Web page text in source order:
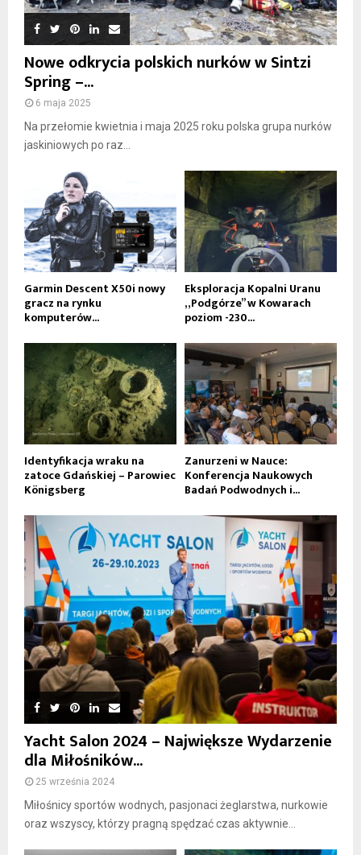
Nowe odkrycia polskich nurków w Sintzi
Spring –...
6 maja 2025
Na przełomie kwietnia i maja 2025 roku polska grupa nurków
jaskiniowych po raz...
Garmin Descent X50i nowy
gracz na rynku
komputerów...
Eksploracja Kopalni Uranu
„Podgórze” w Kowarach
poziom -230...
Identyfikacja wraku na
zatoce Gdańskiej – Parowiec
Königsberg
Zanurzeni w Nauce:
Konferencja Naukowych
Badań Podwodnych i...
Yacht Salon 2024 – Największe Wydarzenie
dla Miłośników...
25 września 2024
Miłośnicy sportów wodnych, pasjonaci żeglarstwa, nurkowie
oraz wszyscy, którzy pragną spędzać czas aktywnie...